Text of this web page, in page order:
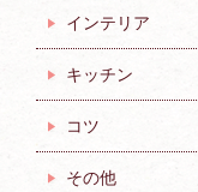
インテリア
キッチン
コツ
その他